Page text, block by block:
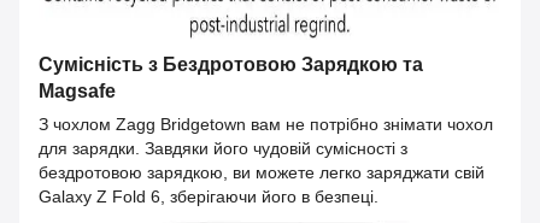
Сумісність з Бездротовою Зарядкою та
Magsafe
З чохлом Zagg Bridgetown вам не потрібно знімати чохол
для зарядки. Завдяки його чудовій сумісності з
бездротовою зарядкою, ви можете легко заряджати свій
Galaxy Z Fold 6, зберігаючи його в безпеці.